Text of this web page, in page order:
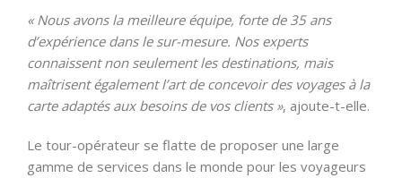
« Nous avons la meilleure équipe, forte de 35 ans
d’expérience dans le sur-mesure. Nos experts
connaissent non seulement les destinations, mais
maîtrisent également l’art de concevoir des voyages à la
carte adaptés aux besoins de vos clients », ajoute-t-elle.
Le tour-opérateur se flatte de proposer une large
gamme de services dans le monde pour les voyageurs